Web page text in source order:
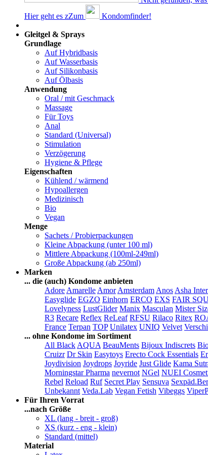
Hier geht es zZum
Kondomfinder!
Gleitgel & Sprays
Grundlage
Auf Hybridbasis
Auf Wasserbasis
Auf Silikonbasis
Auf Ölbasis
Anwendung
Oral / mit Geschmack
Massage
Für Toys
Anal
Standard (Universal)
Stimulation
Verzögerung
Hygiene & Pflege
Eigenschaften
Kühlend / wärmend
Hypoallergen
Medizinisch
Bio
Vegan
Menge
Sachets / Probierpackungen
Kleine Abpackung (unter 100 ml)
Mittlere Abpackung (100ml-249ml)
Große Abpackung (ab 250ml)
Marken
... die (auch) Kondome anbieten
Adore Amarelle Amor Amsterdam Anos Asha
Easyglide EGZO Einhorn ERCO EXS FAIR
Lovelyness LustGlider Manix Masculan Mister
R3 Recare Reflex ReLeaf RFSU Rilaco Ritex
France Terpan TOP Unilatex UNIQ Velvet
... ohne Kondome im Sortiment
All Black AQUA BeauMents Bijoux Indiscrets
Cruizr Dr Skin Easytoys Erecto Cock Essentials
Joydivision Joydrops Joyride Just Glide Kama
Morningstar Pharma nevernot NGel NUEI
Rebel Reload Ruf Secret Play Sensuva
Unbekannt Veda.Lab Vegan Fetish Vibeggs
Für Ihren Vorrat
...nach Größe
XL (lang - breit - groß)
XS (kurz - eng - klein)
Standard (mittel)
Material